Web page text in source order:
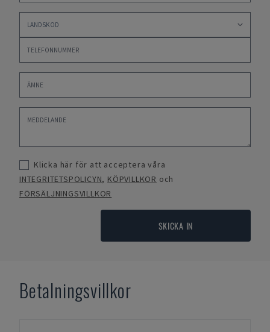
Klicka här för att acceptera våra
INTEGRITETSPOLICYN, KÖPVILLKOR och
FÖRSÄLJNINGSVILLKOR
SKICKA IN
Betalningsvillkor